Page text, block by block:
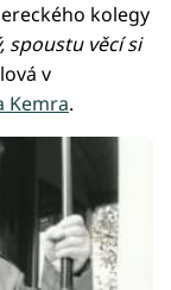
kolegy
spoustu věcí si
v
Kemra.